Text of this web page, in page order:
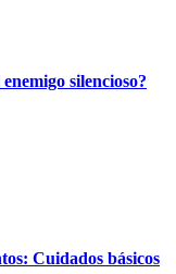
silencioso?
Cuidados básicos